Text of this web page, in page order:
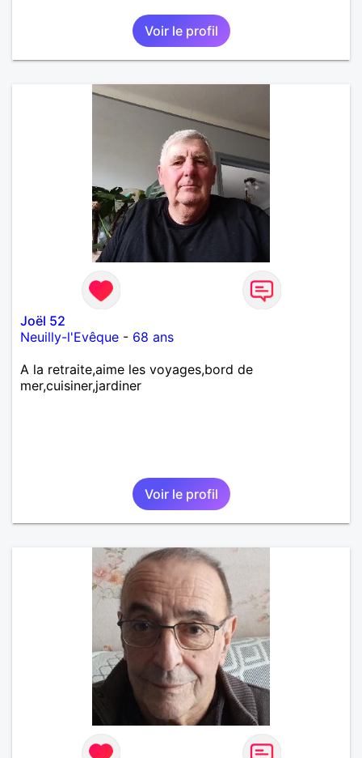
Voir le profil
Joël 52
Neuilly-l'Evêque - 68 ans
A la retraite,aime les voyages,bord de
mer,cuisiner,jardiner
Voir le profil